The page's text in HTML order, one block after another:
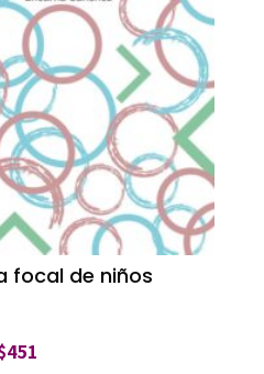
focal de niños
451